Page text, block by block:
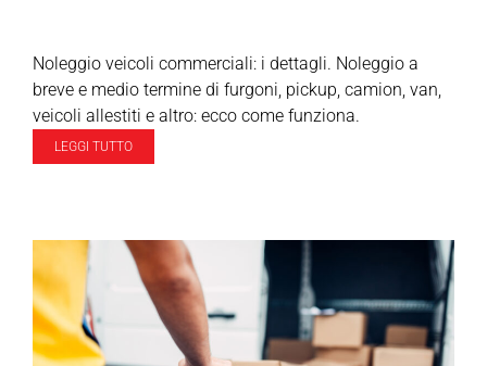
Noleggio veicoli commerciali: i dettagli. Noleggio a
breve e medio termine di furgoni, pickup, camion, van,
veicoli allestiti e altro: ecco come funziona.
LEGGI TUTTO